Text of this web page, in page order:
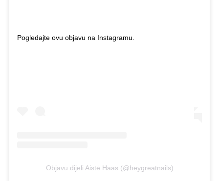
Pogledajte ovu objavu na Instagramu.
Objavu dijeli Aistė Haas (@heygreatnails)